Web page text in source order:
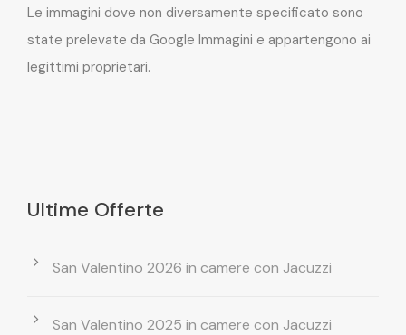
Le immagini dove non diversamente specificato sono
state prelevate da Google Immagini e appartengono ai
legittimi proprietari.
Ultime Offerte
San Valentino 2026 in camere con Jacuzzi
San Valentino 2025 in camere con Jacuzzi